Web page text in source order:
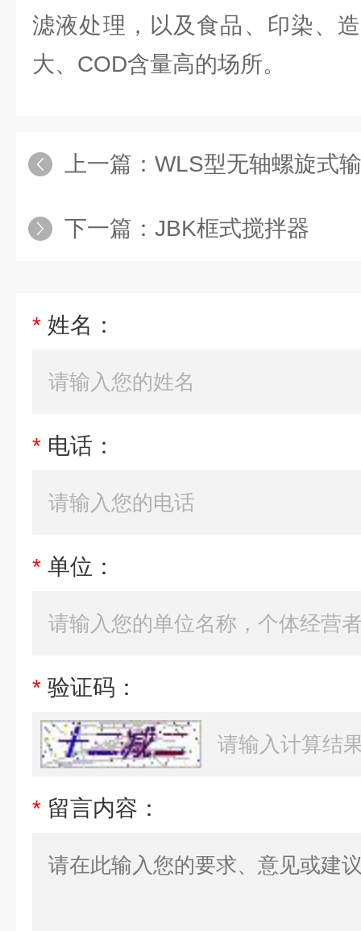
滤液处理，以及食品、印染、
大、COD含量高的场所。
上一篇： WLS型无轴螺旋式
下一篇： JBK框式搅拌器
* 姓名：
* 电话：
* 单位：
* 验证码：
* 留言内容：